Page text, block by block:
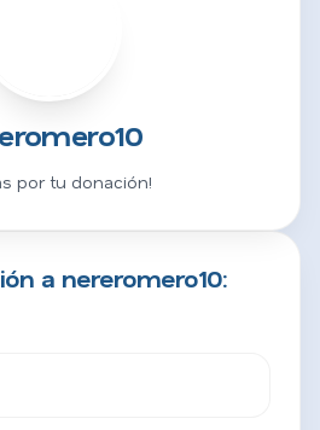
por tu donación!
a nereromero10: